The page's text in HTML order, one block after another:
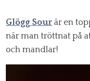
Glögg Sour är en
när man tröttnat på
och mandlar!